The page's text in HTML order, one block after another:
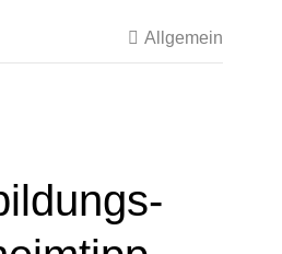
 Allgemein